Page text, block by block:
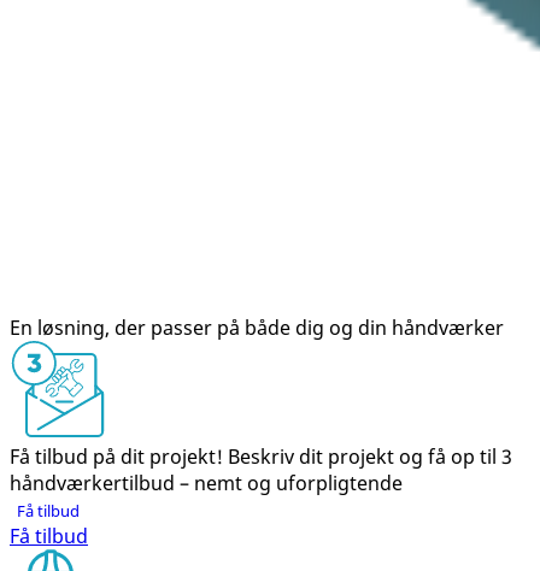
En løsning, der passer på både dig og din håndværker
Få tilbud på dit projekt! Beskriv dit projekt og få op til 3
håndværkertilbud – nemt og uforpligtende
Få tilbud
Få tilbud